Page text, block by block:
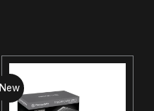
New